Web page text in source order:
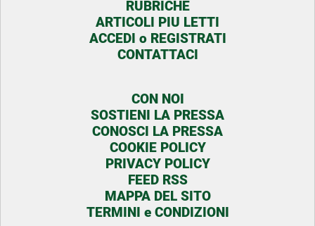
RUBRICHE
ARTICOLI PIU LETTI
ACCEDI o REGISTRATI
CONTATTACI
CON NOI
SOSTIENI LA PRESSA
CONOSCI LA PRESSA
COOKIE POLICY
PRIVACY POLICY
FEED RSS
MAPPA DEL SITO
TERMINI e CONDIZIONI